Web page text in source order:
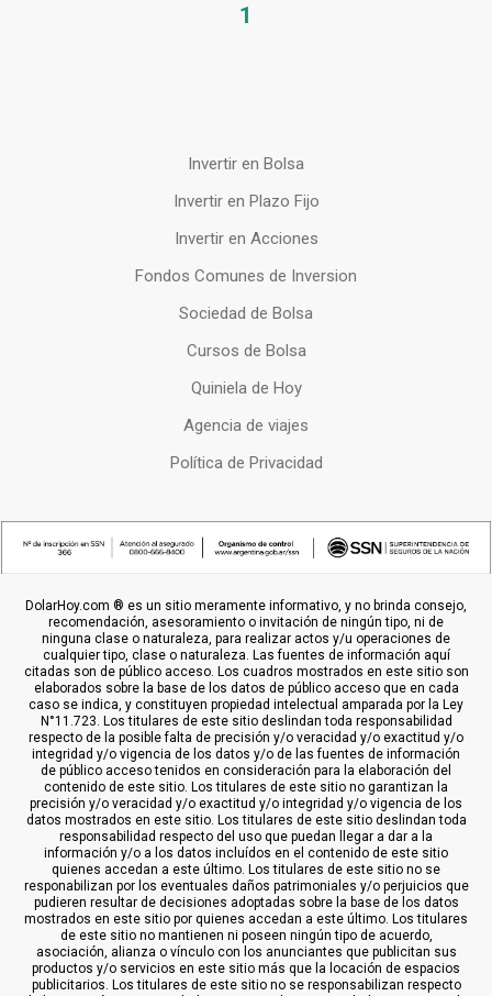
1
Invertir en Bolsa
Invertir en Plazo Fijo
Invertir en Acciones
Fondos Comunes de Inversion
Sociedad de Bolsa
Cursos de Bolsa
Quiniela de Hoy
Agencia de viajes
Política de Privacidad
DolarHoy.com ® es un sitio meramente informativo, y no brinda consejo,
recomendación, asesoramiento o invitación de ningún tipo, ni de
ninguna clase o naturaleza, para realizar actos y/u operaciones de
cualquier tipo, clase o naturaleza. Las fuentes de información aquí
citadas son de público acceso. Los cuadros mostrados en este sitio son
elaborados sobre la base de los datos de público acceso que en cada
caso se indica, y constituyen propiedad intelectual amparada por la Ley
N°11.723. Los titulares de este sitio deslindan toda responsabilidad
respecto de la posible falta de precisión y/o veracidad y/o exactitud y/o
integridad y/o vigencia de los datos y/o de las fuentes de información
de público acceso tenidos en consideración para la elaboración del
contenido de este sitio. Los titulares de este sitio no garantizan la
precisión y/o veracidad y/o exactitud y/o integridad y/o vigencia de los
datos mostrados en este sitio. Los titulares de este sitio deslindan toda
responsabilidad respecto del uso que puedan llegar a dar a la
información y/o a los datos incluídos en el contenido de este sitio
quienes accedan a este último. Los titulares de este sitio no se
responabilizan por los eventuales daños patrimoniales y/o perjuicios que
pudieren resultar de decisiones adoptadas sobre la base de los datos
mostrados en este sitio por quienes accedan a este último. Los titulares
de este sitio no mantienen ni poseen ningún tipo de acuerdo,
asociación, alianza o vínculo con los anunciantes que publicitan sus
productos y/o servicios en este sitio más que la locación de espacios
publicitarios. Los titulares de este sitio no se responsabilizan respecto